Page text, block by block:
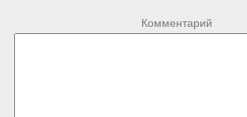
Комментарий